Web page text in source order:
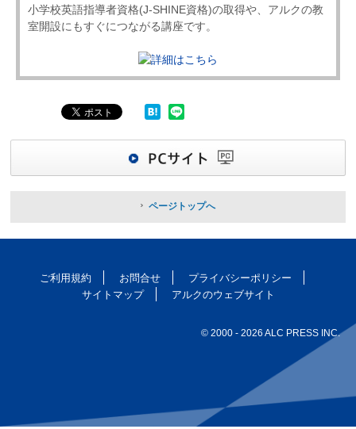
小学校英語指導者資格(J-SHINE資格)の取得や、アルクの教
室開設にもすぐにつながる講座です。
ページトップへ
ご利用規約 お問合せ
プライバシーポリシー
サイトマップ
アルクのウェブサイト
© 2000 - 2026 ALC PRESS INC.